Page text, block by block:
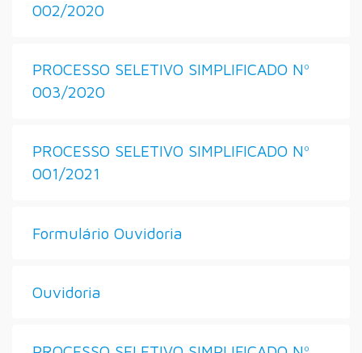
002/2020
PROCESSO SELETIVO SIMPLIFICADO Nº
003/2020
PROCESSO SELETIVO SIMPLIFICADO Nº
001/2021
Formulário Ouvidoria
Ouvidoria